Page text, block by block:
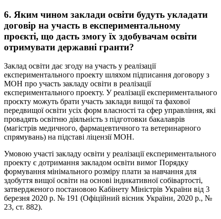
6. Яким чином заклади освіти будуть укладати
договір на участь в експериментальному
проєкті, що дасть змогу їх здобувачам освіти
отримувати державні гранти?
Заклад освіти дає згоду на участь у реалізації
експериментального проекту шляхом підписання договору з
МОН про участь закладу освіти в реалізації
експериментального проекту. У реалізації експериментального
проєкту можуть брати участь заклади вищої та фахової
передвищої освіти усіх форм власності та сфер управління, які
провадять освітню діяльність з підготовки бакалаврів
(магістрів медичного, фармацевтичного та ветеринарного
спрямувань) на підставі ліцензії МОН.
Умовою участі закладу освіти у реалізації експериментального
проекту є дотримання закладом освіти вимог Порядку
формування мінімального розміру плати за навчання для
здобуття вищої освіти на основі індикативної собівартості,
затвердженого постановою Кабінету Міністрів України від 3
березня 2020 р. № 191 (Офіційний вісник України, 2020 р., №
23, ст. 882).